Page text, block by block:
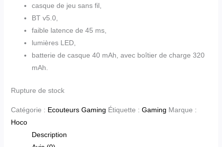
casque de jeu sans fil,
BT v5.0,
faible latence de 45 ms,
lumières LED,
batterie de casque 40 mAh, avec boîtier de charge 320
mAh.
Rupture de stock
Catégorie : Ecouteurs Gaming Étiquette : Gaming Marque :
Hoco
Description